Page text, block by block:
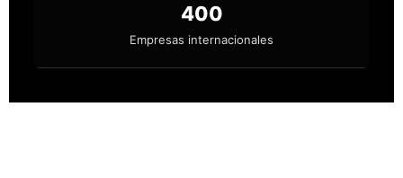
400
Empresas internacionales